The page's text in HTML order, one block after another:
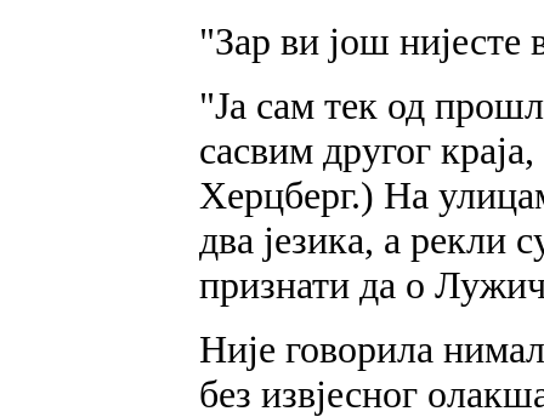
"Зар ви још нијесте
"Ја сам тек од
сасвим другог
Херцберг.) На
два језика, а рекли
признати да о
Није говорила
без извјесног